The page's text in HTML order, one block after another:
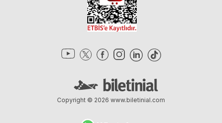
Copyright © 2026 www.biletinial.com